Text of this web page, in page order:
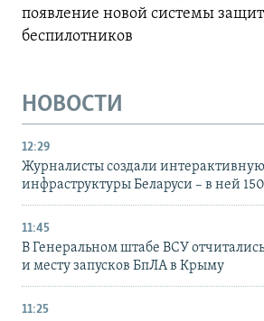
появление новой системы
беспилотников
НОВОСТИ
12:29
Журналисты создали
инфраструктуры Беларуси – в ней
11:45
В Генеральном штабе ВСУ
и месту запусков БпЛА в Крыму
11:25